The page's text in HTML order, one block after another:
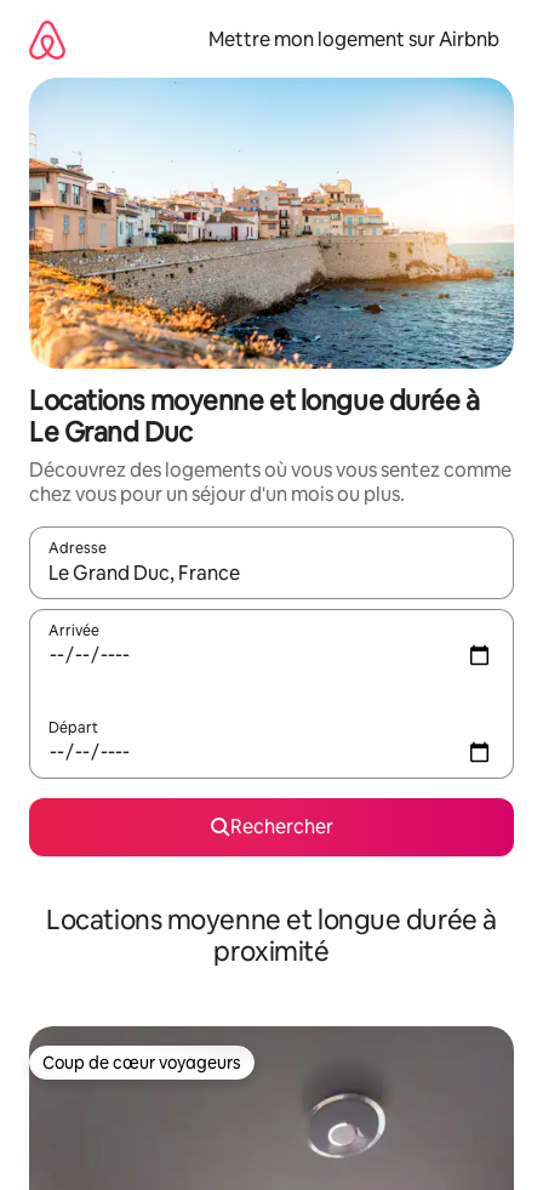
directement
contenu
Mettre mon logement sur Airbnb
Locations moyenne et longue durée à
Le Grand Duc
Découvrez des logements où vous vous sentez comme
chez vous pour un séjour d'un mois ou plus.
Adresse
Lorsque les résultats s'affichent, utilisez les flèches vers le
Arrivée
Départ
Rechercher
Locations moyenne et longue durée à
proximité
Coup de cœur voyageurs
Coup de cœur voyageurs